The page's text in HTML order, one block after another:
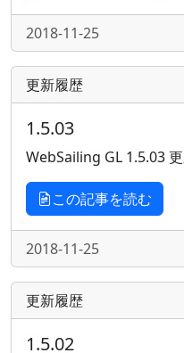
2018-11-25
更新履歴
1.5.03
WebSailing GL 1.5.03
この記事を読む
2018-11-25
更新履歴
1.5.02